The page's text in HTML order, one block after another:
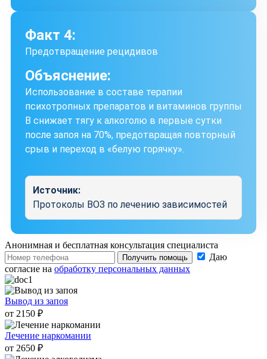
Факт 4:
Предотвращение рецидивов
Объяснение:
Использование в составе терапии
психотропных препаратов и витаминов группы
B снижает тягу к алкоголю в первые сутки
после запоя на 70%, предотвращая повторный
срыв и переход в «белую горячку».
Источник:
Протоколы ВОЗ по лечению зависимостей
Анонимная и бесплатная консультация специалиста
Получить помощь
Даю
согласие на обработку персональных данных
Вывод из запоя
от 2150 ₽
Лечение наркомании
от 2650 ₽